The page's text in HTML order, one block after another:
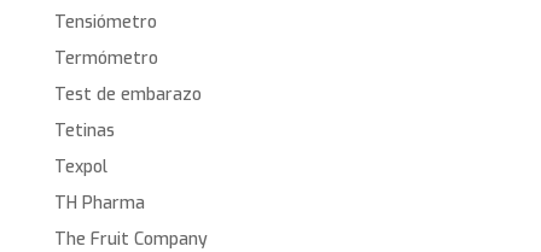
Tensiómetro
Termómetro
Test de embarazo
Tetinas
Texpol
TH Pharma
The Fruit Company